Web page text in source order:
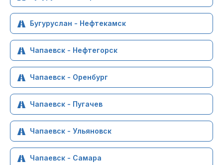
Бугуруслан - Нефтекамск
Чапаевск - Нефтегорск
Чапаевск - Оренбург
Чапаевск - Пугачев
Чапаевск - Ульяновск
Чапаевск - Самара